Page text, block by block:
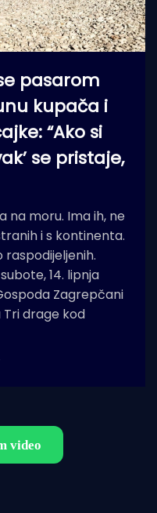
pasarom
kupača i
“Ako si
se pristaje,
na moru. Ima ih, ne
i s kontinenta.
raspodijeljenih.
14. lipnja
Zagrepčani
Tri drage kod